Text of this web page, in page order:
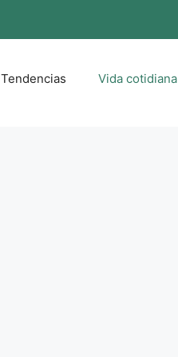
Tendencias Vida cotidiana